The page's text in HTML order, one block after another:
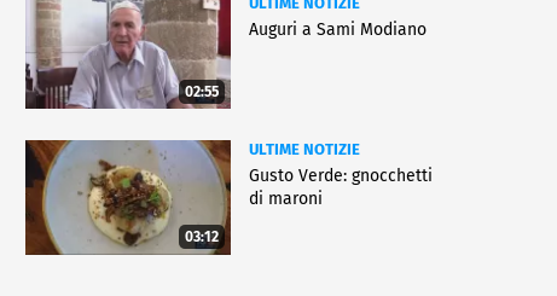
02:55
Auguri a Sami Modiano
03:12
ULTIME NOTIZIE
Gusto Verde: gnocchetti
di maroni